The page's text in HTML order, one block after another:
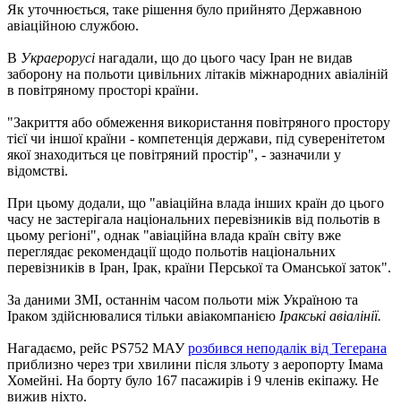
Як уточнюється, таке рішення було прийнято Державною
авіаційною службою.
В Украерорусі нагадали, що до цього часу Іран не видав
заборону на польоти цивільних літаків міжнародних авіаліній
в повітряному просторі країни.
"Закриття або обмеження використання повітряного простору
тієї чи іншої країни - компетенція держави, під суверенітетом
якої знаходиться це повітряний простір", - зазначили у
відомстві.
При цьому додали, що "авіаційна влада інших країн до цього
часу не застерігала національних перевізників від польотів в
цьому регіоні", однак "авіаційна влада країн світу вже
переглядає рекомендації щодо польотів національних
перевізників в Іран, Ірак, країни Перської та Оманської заток".
За даними ЗМІ, останнім часом польоти між Україною та
Іраком здійснювалися тільки авіакомпанією Іракські авіалінії.
Нагадаємо, рейс PS752 МАУрозбився неподалік від Тегерана
приблизно через три хвилини після зльоту з аеропорту Імама
Хомейні. На борту було 167 пасажирів і 9 членів екіпажу. Не
вижив ніхто.